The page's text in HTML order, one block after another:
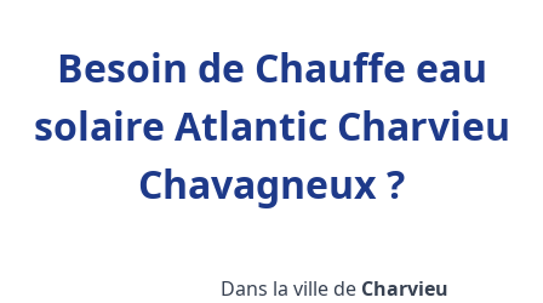
Besoin de Chauffe eau
solaire Atlantic Charvieu
Chavagneux ?
Dans la ville de Charvieu